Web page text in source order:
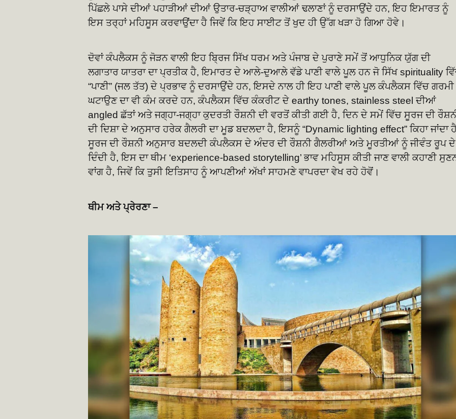
ਪਿੱਛਲੇ ਪਾਸੇ ਦੀਆਂ ਪਹਾੜੀਆਂ ਦੀਆਂ ਉਤਾਰ-ਚੜ੍ਹਾਅ ਵਾਲੀਆਂ ਢਲਾਣਾਂ ਨੂੰ ਦਰਸਾਉਂਦੇ ਹਨ, ਇਹ ਇਮਾਰਤ ਨੂੰ
ਇਸ ਤਰ੍ਹਾਂ ਮਹਿਸੂਸ ਕਰਵਾਉਂਦਾ ਹੈ ਜਿਵੇਂ ਕਿ ਇਹ ਸਾਈਟ ਤੋਂ ਖੁਦ ਹੀ ਉੱਗ ਖੜਾ ਹੋ ਗਿਆ ਹੋਵੇ।
ਦੋਵਾਂ ਕੰਪਲੈਕਸ ਨੂੰ ਜੋੜਨ ਵਾਲੀ ਇਹ ਬ੍ਰਿਜ ਸਿੱਖ ਧਰਮ ਅਤੇ ਪੰਜਾਬ ਦੇ ਪੁਰਾਣੇ ਸਮੇਂ ਤੋਂ ਆਧੁਨਿਕ ਯੁੱਗ ਦੀ
ਲਗਾਤਾਰ ਯਾਤਰਾ ਦਾ ਪ੍ਰਤੀਕ ਹੈ, ਇਮਾਰਤ ਦੇ ਆਲੇ-ਦੁਆਲੇ ਵੱਡੇ ਪਾਣੀ ਵਾਲੇ ਪੂਲ ਹਨ ਜੋ ਸਿੱਖ spirituality
“ਪਾਣੀ” (ਜਲ ਤੱਤ) ਦੇ ਪ੍ਰਭਾਵ ਨੂੰ ਦਰਸਾਉਂਦੇ ਹਨ, ਇਸਦੇ ਨਾਲ ਹੀ ਇਹ ਪਾਣੀ ਵਾਲੇ ਪੂਲ ਕੰਪਲੈਕਸ ਵਿੱਚ
ਘਟਾਉਣ ਦਾ ਵੀ ਕੰਮ ਕਰਦੇ ਹਨ, ਕੰਪਲੈਕਸ ਵਿੱਚ ਕੰਕਰੀਟ ਦੇ earthy tones, stainless steel ਦੀਆਂ
angled ਛੱਤਾਂ ਅਤੇ ਜਗ੍ਹਾ-ਜਗ੍ਹਾ ਕੁਦਰਤੀ ਰੌਸ਼ਨੀ ਦੀ ਵਰਤੋਂ ਕੀਤੀ ਗਈ ਹੈ, ਦਿਨ ਦੇ ਸਮੇਂ ਵਿੱਚ ਸੂਰਜ ਦੀ
ਦੀ ਦਿਸ਼ਾ ਦੇ ਅਨੁਸਾਰ ਹਰੇਕ ਗੈਲਰੀ ਦਾ ਮੂਡ ਬਦਲਦਾ ਹੈ, ਇਸਨੂੰ “Dynamic lighting effect” ਕਿਹਾ ਜਾਂਦਾ
ਸੂਰਜ ਦੀ ਰੌਸ਼ਨੀ ਅਨੁਸਾਰ ਬਦਲਦੀ ਕੰਪਲੈਕਸ ਦੇ ਅੰਦਰ ਦੀ ਰੌਸ਼ਨੀ ਗੈਲਰੀਆਂ ਅਤੇ ਮੂਰਤੀਆਂ ਨੂੰ ਜੀਵੰਤ ਰੂਪ ਦੇ
ਦਿੰਦੀ ਹੈ, ਇਸ ਦਾ ਥੀਮ ‘experience-based storytelling’ ਭਾਵ ਮਹਿਸੂਸ ਕੀਤੀ ਜਾਣ ਵਾਲੀ ਕਹਾਣੀ
ਵਾਂਗ ਹੈ, ਜਿਵੇਂ ਕਿ ਤੁਸੀ ਇਤਿਸਾਹ ਨੂੰ ਆਪਣੀਆਂ ਅੱਖਾਂ ਸਾਹਮਣੇ ਵਾਪਰਦਾ ਵੇਖ ਰਹੇ ਹੋਵੋਂ।
ਥੀਮ ਅਤੇ ਪ੍ਰੇਰਣਾ –